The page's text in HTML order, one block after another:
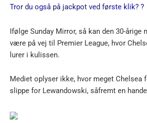
Tror du også på jackpot ved første klik? ?
Ifølge Sunday Mirror, så kan den 30-årige
være på vej til Premier League, hvor
lurer i kulissen.
Mediet oplyser ikke, hvor meget Chelsea
slippe for Lewandowski, såfremt en